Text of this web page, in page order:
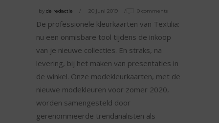
by de redactie 20 juni 2019 0 comments
De professionele kleurkaarten van Textilia:
nu een onmisbare tool tijdens de inkoop
van je nieuwe collecties. En straks, na
levering, bij het maken van presentaties in
de winkel. Onze modekleurkaarten, met de
nieuwe modekleuren voor zomer 2020,
worden samengesteld door
gerenommeerde trendanalisten als